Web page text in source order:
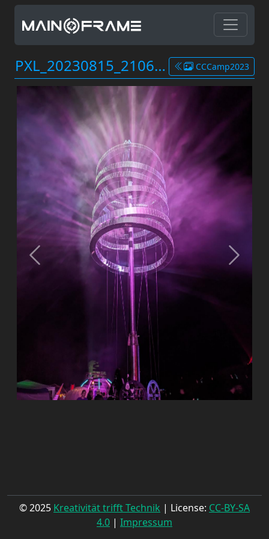
PXL_20230815_210646496.jpg CCCamp2023
© 2025 Kreativität trifft Technik | License: CC-BY-SA
4.0 | Impressum